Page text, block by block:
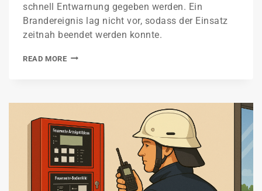
schnell Entwarnung gegeben werden. Ein
Brandereignis lag nicht vor, sodass der Einsatz
zeitnah beendet werden konnte.
READ MORE